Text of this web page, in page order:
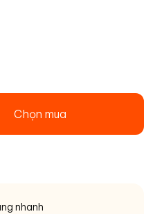
Chọn mua
nhanh